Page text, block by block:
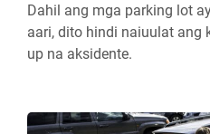
Dahil ang mga parking lot
aari, dito hindi naiuulat ang
up na aksidente.